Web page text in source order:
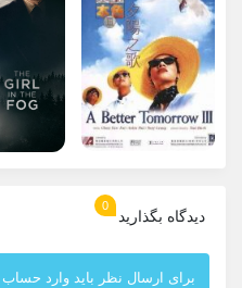
دیدگاه بگذارید
0
برای ارسال نظر باید وارد